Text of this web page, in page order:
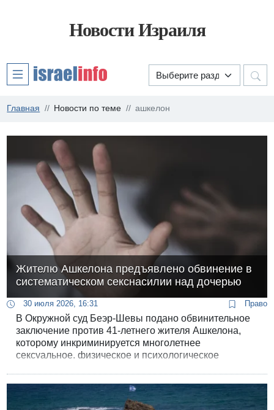
Новости Израиля
Главная Новости по теме ашкелон
Жителю Ашкелона предъявлено обвинение в
систематическом секснасилии над дочерью
30 июля 2026, 16:31 Право
В Окружной суд Беэр-Шевы подано обвинительное
заключение против 41-летнего жителя Ашкелона,
которому инкриминируется многолетнее
сексуальное, физическое и психологическое
продолжались около пяти лет - с момента, когда
девочке исполнилось 12 лет. Кроме того,